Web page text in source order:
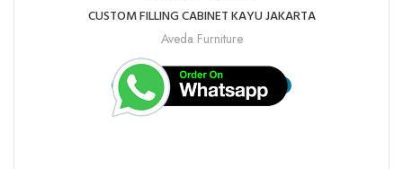
CUSTOM FILLING CABINET KAYU JAKARTA
Aveda Furniture